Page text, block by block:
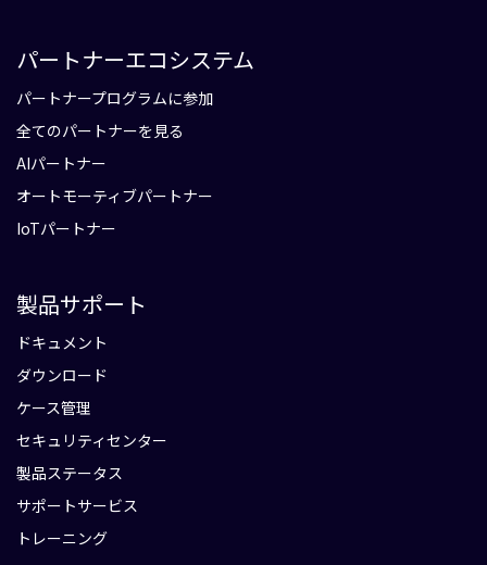
パートナーエコシステム
パートナープログラムに参加
全てのパートナーを見る
AIパートナー
オートモーティブパートナー
IoTパートナー
製品サポート
ドキュメント
ダウンロード
ケース管理
セキュリティセンター
製品ステータス
サポートサービス
トレーニング